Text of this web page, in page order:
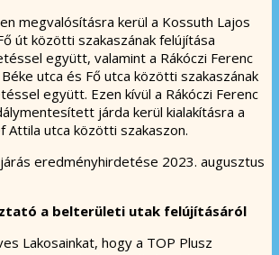
megvalósításra kerül a Kossuth Lajos
út közötti szakaszának felújítása
együtt, valamint a Rákóczi Ferenc
utca és Fő utca közötti szakaszának
együtt. Ezen kívül a Rákóczi Ferenc
járda kerül kialakításra a
Attila utca közötti szakaszon.
eredményhirdetése 2023. augusztus
a belterületi utak felújításáról
Lakosainkat, hogy a TOP Plusz